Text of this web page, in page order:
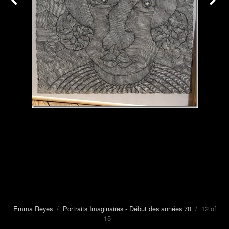
Emma Reyes/ Portraits Imaginaires - Début des années 70/ 12 of
15